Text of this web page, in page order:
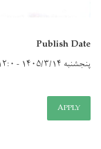
Publish Date
پنجشنبه ۱۴۰۵/۳/۱۴ - ۱۲:۰
APPLY